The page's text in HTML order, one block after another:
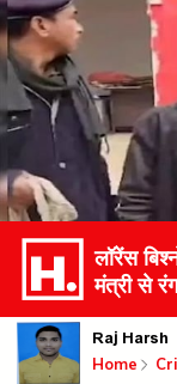
लॉरेंस
मंत्री से
Raj Harsh
Home